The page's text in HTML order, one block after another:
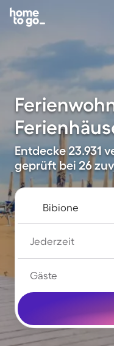
Entdecke 23.931
geprüft bei 26
Jederzeit
Gäste